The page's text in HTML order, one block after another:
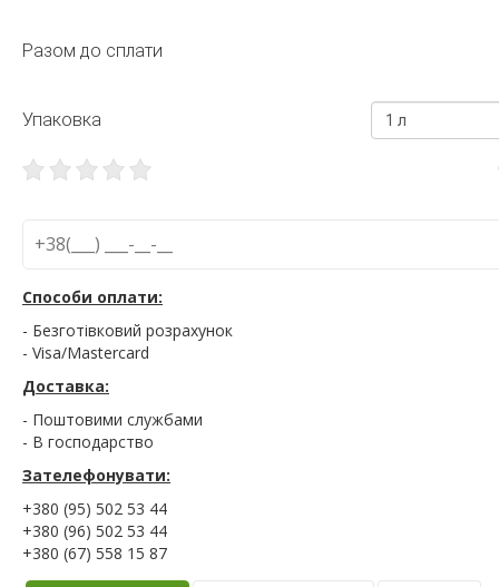
Разом до сплати
Упаковка 1 л
Способи оплати:
- Безготівковий розрахунок
- Visa/Mastercard
Доставка:
- Поштовими службами
- В господарство
Зателефонувати:
+380 (95) 502 53 44
+380 (96) 502 53 44
+380 (67) 558 15 87